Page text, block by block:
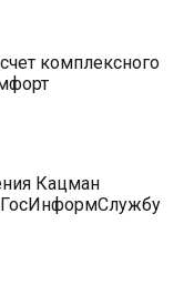
комплексного
Кацман
ГосИнформСлужбу